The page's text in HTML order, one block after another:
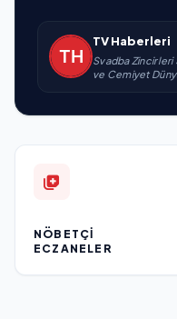
TV Haberleri
Svadba Zincirleri
ve Cemiyet
NÖBETÇI
ECZANELER